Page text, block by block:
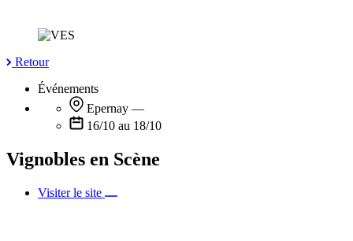
Retour
Événements
Epernay —
16/10 au 18/10
Vignobles en Scène
Visiter le site